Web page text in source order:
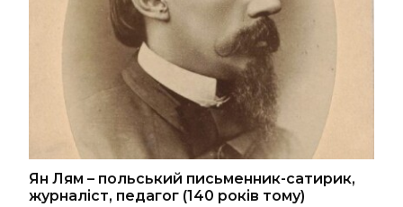
Ян Лям – польський письменник-сатирик,
журналіст, педагог (140 років тому)